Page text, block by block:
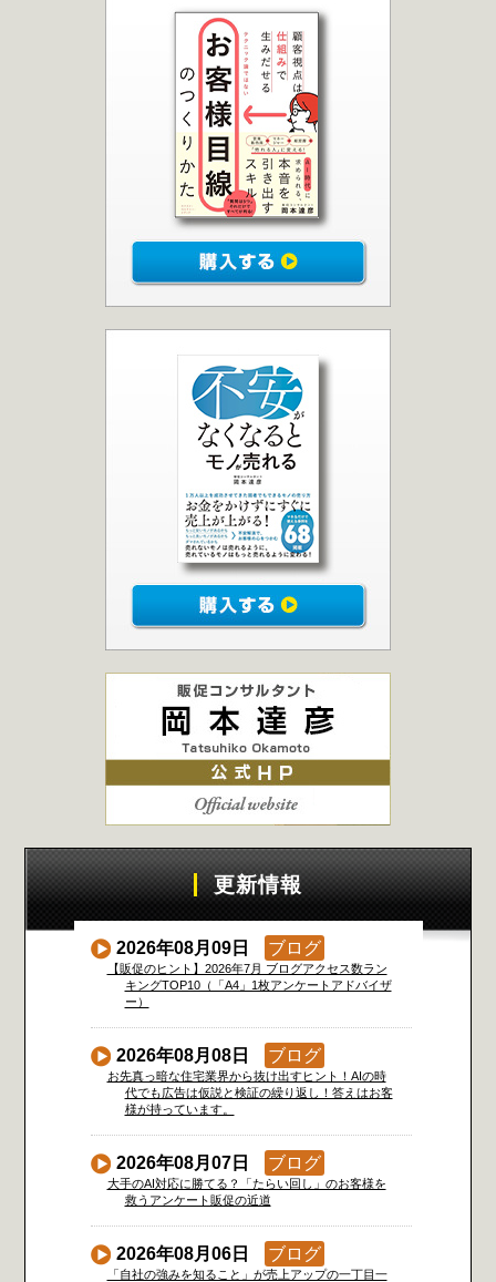
更新情報
2026年08月09日 ブログ
【販促のヒント】2026年7月 ブログアクセス数ラン
キングTOP10（「A4」1枚アンケートアドバイザ
ー）
2026年08月08日 ブログ
お先真っ暗な住宅業界から抜け出すヒント！AIの時
代でも広告は仮説と検証の繰り返し！答えはお客
様が持っています。
2026年08月07日 ブログ
大手のAI対応に勝てる？「たらい回し」のお客様を
救うアンケート販促の近道
2026年08月06日 ブログ
「自社の強みを知ること」が売上アップの一丁目一